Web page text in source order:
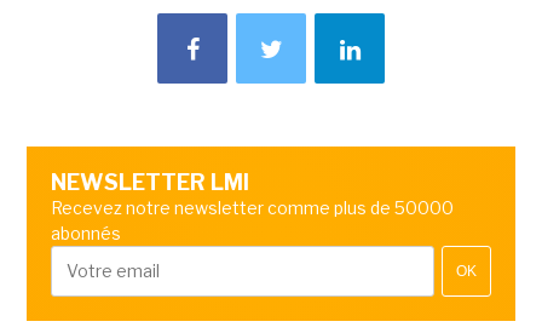
NEWSLETTER LMI
Recevez notre newsletter comme plus de 50000
abonnés
OK